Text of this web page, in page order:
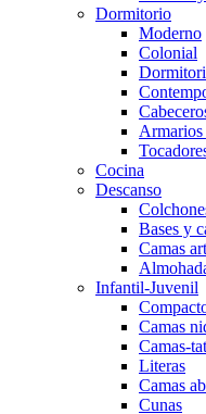
Dormitorio
Moderno
Colonial
Armarios
Cocina
Descanso
Bases y
Camas
Infantil-Juvenil
Camas
Camas-
Literas
Camas
Cunas